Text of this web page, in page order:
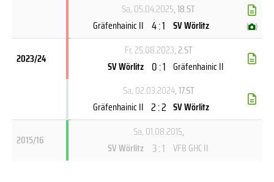
Sa, 05.04.2025, 18.ST
Gräfenhainic II 4 : 1 SV Wörlitz ( )
2023/24
Fr, 25.08.2023, 2.ST
SV Wörlitz 0 : 1 Gräfenhainic II
Sa, 02.03.2024, 17.ST
Gräfenhainic II 2 : 2 SV Wörlitz
2015/16
Sa, 01.08.2015,
SV Wörlitz
3 : 1 VFB GHC II